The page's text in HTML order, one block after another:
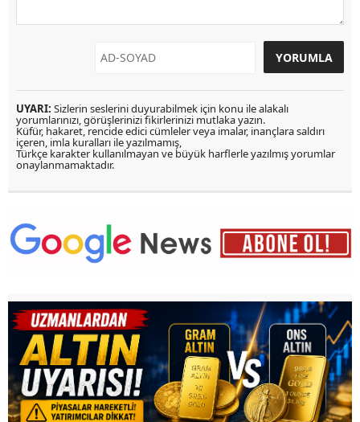
UYARI: Sizlerin seslerini duyurabilmek için konu ile alakalı
yorumlarınızı, görüşlerinizi fikirlerinizi mutlaka yazın.
Küfür, hakaret, rencide edici cümleler veya imalar, inançlara saldırı
içeren, imla kuralları ile yazılmamış,
Türkçe karakter kullanılmayan ve büyük harflerle yazılmış yorumlar
onaylanmamaktadır.